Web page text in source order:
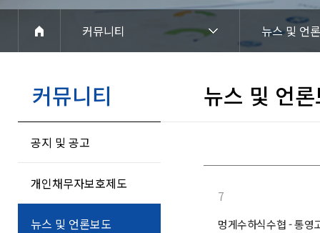
아이덴티티
경영공시
커뮤니티
뉴스 및 언
커뮤니티
공지 및 공고
개인채무자보호제도
뉴스 및 언론보도
뉴스 및 언
7
멍게수하식수협 - 통영